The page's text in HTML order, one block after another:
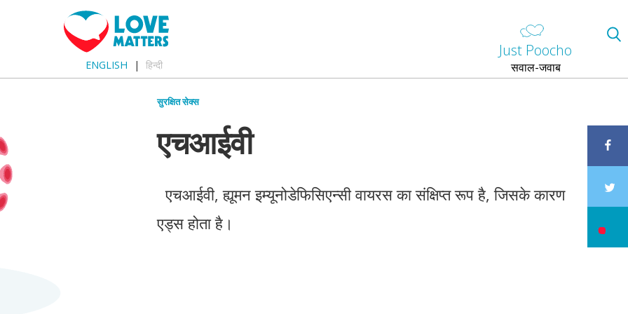
ENGLISH हिन्दी
Just Poocho
सवाल-जवाब
सुरक्षित सेक्स
एचआईवी
एचआईवी, ह्यूमन इम्यूनोडेफिसिएन्सी वायरस का संक्षिप्त रूप है, जिसके कारण
एड्स होता है।